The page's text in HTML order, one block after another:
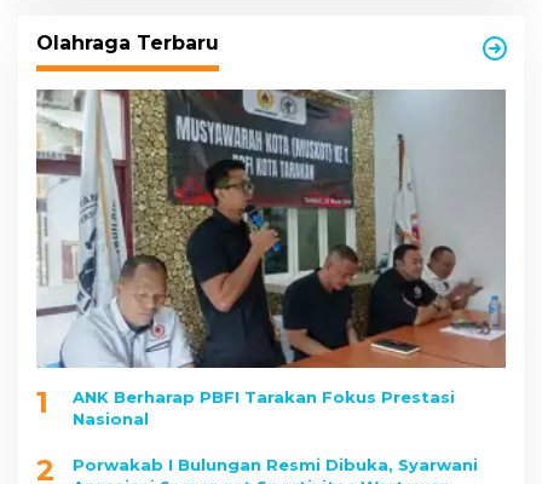
Olahraga Terbaru
1
ANK Berharap PBFI Tarakan Fokus Prestasi
Nasional
2
Porwakab I Bulungan Resmi Dibuka, Syarwani